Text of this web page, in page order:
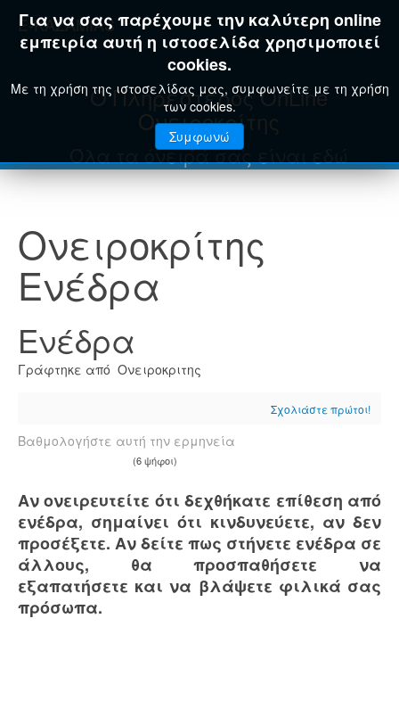
E-KAZAMIAS
Για να σας παρέχουμε την καλύτερη online
εμπειρία αυτή η ιστοσελίδα χρησιμοποιεί
cookies.
Με τη χρήση της ιστοσελίδας μας, συμφωνείτε με τη χρήση
των cookies.
Συμφωνώ
Ο Πληρέστερος OnLine
Ονειροκρίτης
Όλα τα όνειρά σας είναι εδώ
Ονειροκρίτης
Ενέδρα
Ενέδρα
Γράφτηκε από Ονειροκριτης
Σχολιάστε πρώτοι!
Βαθμολογήστε αυτή την ερμηνεία
(6 ψήφοι)
Αν ονειρευτείτε ότι δεχθήκατε επίθεση από
ενέδρα, σημαίνει ότι κινδυνεύετε, αν δεν
προσέξετε. Αν δείτε πως στήνετε ενέδρα σε
άλλους, θα προσπαθήσετε να
εξαπατήσετε και να βλάψετε φιλικά σας
πρόσωπα.